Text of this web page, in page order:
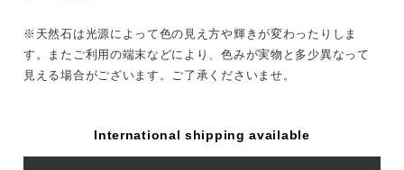
※天然石は光源によって色の見え方や輝きが変わったりしま
す。またご利用の端末などにより、色みが実物と多少異なって
見える場合がございます。ご了承くださいませ。
International shipping available